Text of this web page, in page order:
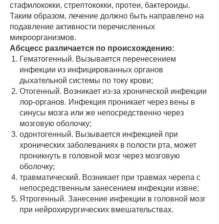
стафилококки, стрептококки, протеи, бактероиды.
Таким образом, лечение должно быть направлено на
подавление активности перечисленных
микроорганизмов.
Абсцесс различается по происхождению:
Гематогенный. Вызывается перенесением
инфекции из инфицированных органов
дыхательной системы по току крови;
Отогенный. Возникает из-за хронической инфекции
лор-органов. Инфекция проникает через вены в
синусы мозга или же непосредственно через
мозговую оболочку;
одонтогенный. Вызывается инфекцией при
хронических заболеваниях в полости рта, может
проникнуть в головной мозг через мозговую
оболочку;
травматический. Возникает при травмах черепа с
непосредственным занесением инфекции извне;
Ятрогенный. Занесение инфекции в головной мозг
при нейрохирургических вмешательствах.